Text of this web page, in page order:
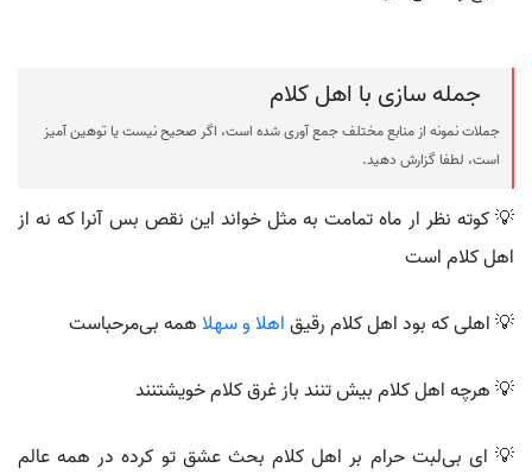
جمله سازی با اهل کلام
جملات نمونه از منابع مختلف جمع آوری شده است، اگر صحیح نیست یا توهین آمیز
است، لطفا گزارش دهید.
💡 کوته نظر ار ماه تمامت به مثل خواند این نقص بس آنرا که نه از
اهل کلام است
💡 اهلی که بود اهل کلام رقیقاهلا و سهلا همه بی‌مرحباست
💡 هرچه اهل کلام بیش تنند باز غرق کلام خویشتنند
💡 ای بی‌لبت حرام بر اهل کلام بحث عشق تو کرده در همه عالم